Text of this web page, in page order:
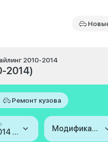
2010-2014
2014)
Ремонт кузова
2010-2014 (III Рестайлинг) Модификация